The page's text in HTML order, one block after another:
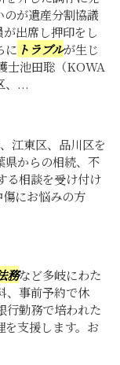
が遺産分割協議
出席し押印をし
に トラブルが生じ
士池田聡（KOWA
、...
江東区、品川区を
県からの相続、不
る相談を受け付け
にお悩みの方
務など多岐にわた
、事前予約で休
行勤務で培われた
支援します。お